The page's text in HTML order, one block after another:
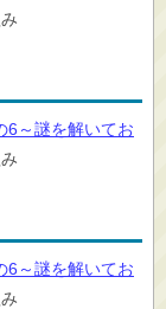
6～謎を解いてお
6～謎を解いてお